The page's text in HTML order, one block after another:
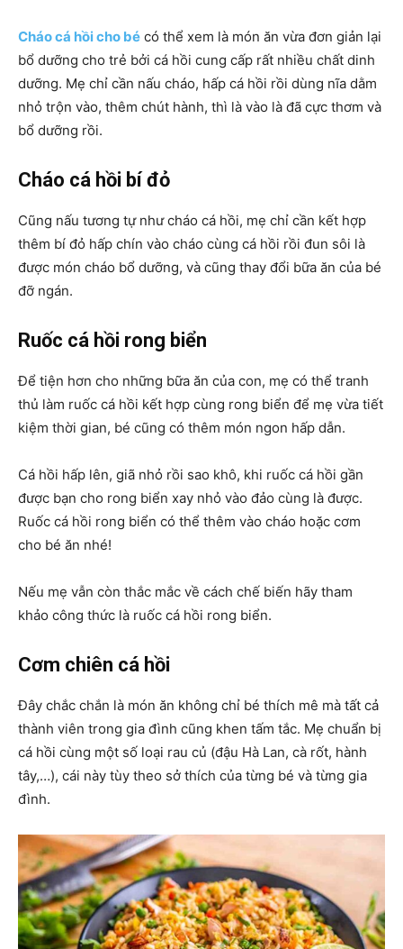
Cháo cá hồi cho bé có thể xem là món ăn vừa đơn giản lại
bổ dưỡng cho trẻ bởi cá hồi cung cấp rất nhiều chất dinh
dưỡng. Mẹ chỉ cần nấu cháo, hấp cá hồi rồi dùng nĩa dằm
nhỏ trộn vào, thêm chút hành, thì là vào là đã cực thơm và
bổ dưỡng rồi.
Cháo cá hồi bí đỏ
Cũng nấu tương tự như cháo cá hồi, mẹ chỉ cần kết hợp
thêm bí đỏ hấp chín vào cháo cùng cá hồi rồi đun sôi là
được món cháo bổ dưỡng, và cũng thay đổi bữa ăn của bé
đỡ ngán.
Ruốc cá hồi rong biển
Để tiện hơn cho những bữa ăn của con, mẹ có thể tranh
thủ làm ruốc cá hồi kết hợp cùng rong biển để mẹ vừa tiết
kiệm thời gian, bé cũng có thêm món ngon hấp dẫn.
Cá hồi hấp lên, giã nhỏ rồi sao khô, khi ruốc cá hồi gần
được bạn cho rong biển xay nhỏ vào đảo cùng là được.
Ruốc cá hồi rong biển có thể thêm vào cháo hoặc cơm
cho bé ăn nhé!
Nếu mẹ vẫn còn thắc mắc về cách chế biến hãy tham
khảo công thức là ruốc cá hồi rong biển.
Cơm chiên cá hồi
Đây chắc chắn là món ăn không chỉ bé thích mê mà tất cả
thành viên trong gia đình cũng khen tấm tắc. Mẹ chuẩn bị
cá hồi cùng một số loại rau củ (đậu Hà Lan, cà rốt, hành
tây,…), cái này tùy theo sở thích của từng bé và từng gia
đình.